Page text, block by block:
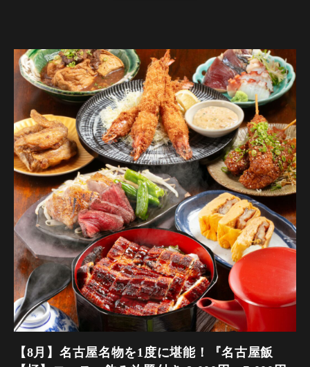
す。
コースの制限時間は120分となっております。
飲み放題のラストオーダーは30分前となっております。
【開催期間】2026年5月1日～
【来店時間】17時00分～25時00分
【予約期限】当日（22時までにご予約ください）
※この内容は仕入れ状況等により変更になる場合がございま
す。
※他割引優待、施設利用券併用不可。（施設利用券ご利用の
お客様・コース金額7,000円）
※予約のキャンセルは必ず一週間前までにご連絡お願い致し
ます。他割引優待、施設利用券併用不可。（施設利用券ご利
用のお客様・コース金額7,000円）
【飲み放題】有 約30品以上
【コース内容】
各ご宴会にぜひ！ご予約はお早めに！
クーポンの
【＋500円でお席3時間確約！（お食事付コース飲み放題90分
→150分）】
【【コースにもう1品！】＋500円（お一人様）で「大エビフ
ライ」追加！】と
あわせてご利用も！お得な限定プランとなっております！
【前菜】 本日の先付け
【冷菜】カツオの塩たたき 香味葱ポン酢
【温菜】 八丁味噌おでん2種盛り合わせ
【副菜】国産豚しゃぶのピリ辛胡麻ラー油
【8月】名古屋名物を1度に堪能！『名古屋飯